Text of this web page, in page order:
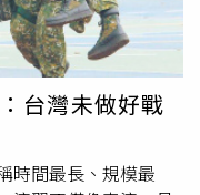
衝突風險正在增加。
陸、飛彈襲擊、海空
曾在台灣政府資助的
境。然而，部分觀察
或許已經以另一種方
與滲透，試圖影響台
主中心」（Varieties
，包含下一代巡防
事需求的汰舊換新，
，與時俱進，提升國
持忠義軍風，成為一
勁旅，繼續守護自由
釗燮、顧立雄、海軍
區指揮官陳文星、一
衝突加劇，而中國在
規則為基礎的國際秩
的持續擴張下，民主
與自由的價值。台灣
穩定的重要支點。因
柱行動方案」，包括
定而有原則的兩岸關
台灣未做好戰
時間最長、規模最